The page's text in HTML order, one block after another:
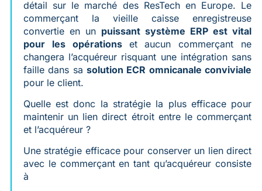
détail sur le marché des ResTech en Europe. Le
commerçant la vieille caisse enregistreuse
convertie en un puissant système ERP est vital
pour les opérations et aucun commerçant ne
changera l’acquéreur risquant une intégration sans
faille dans sa solution ECR omnicanale conviviale
pour le client.
Quelle est donc la stratégie la plus efficace pour
maintenir un lien direct étroit entre le commerçant
et l’acquéreur ?
Une stratégie efficace pour conserver un lien direct
avec le commerçant en tant qu’acquéreur consiste
à